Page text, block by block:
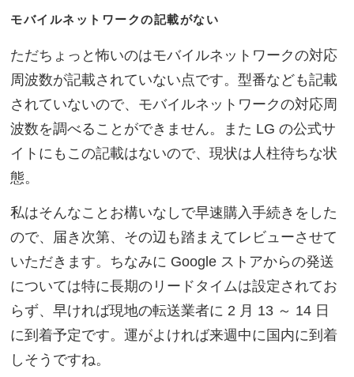
モバイルネットワークの記載がない
ただちょっと怖いのはモバイルネットワークの対応
周波数が記載されていない点です。型番なども記載
されていないので、モバイルネットワークの対応周
波数を調べることができません。また LG の公式サ
イトにもこの記載はないので、現状は人柱待ちな状
態。
私はそんなことお構いなしで早速購入手続きをした
ので、届き次第、その辺も踏まえてレビューさせて
いただきます。ちなみに Google ストアからの発送
については特に長期のリードタイムは設定されてお
らず、早ければ現地の転送業者に 2 月 13 ～ 14 日
に到着予定です。運がよければ来週中に国内に到着
しそうですね。